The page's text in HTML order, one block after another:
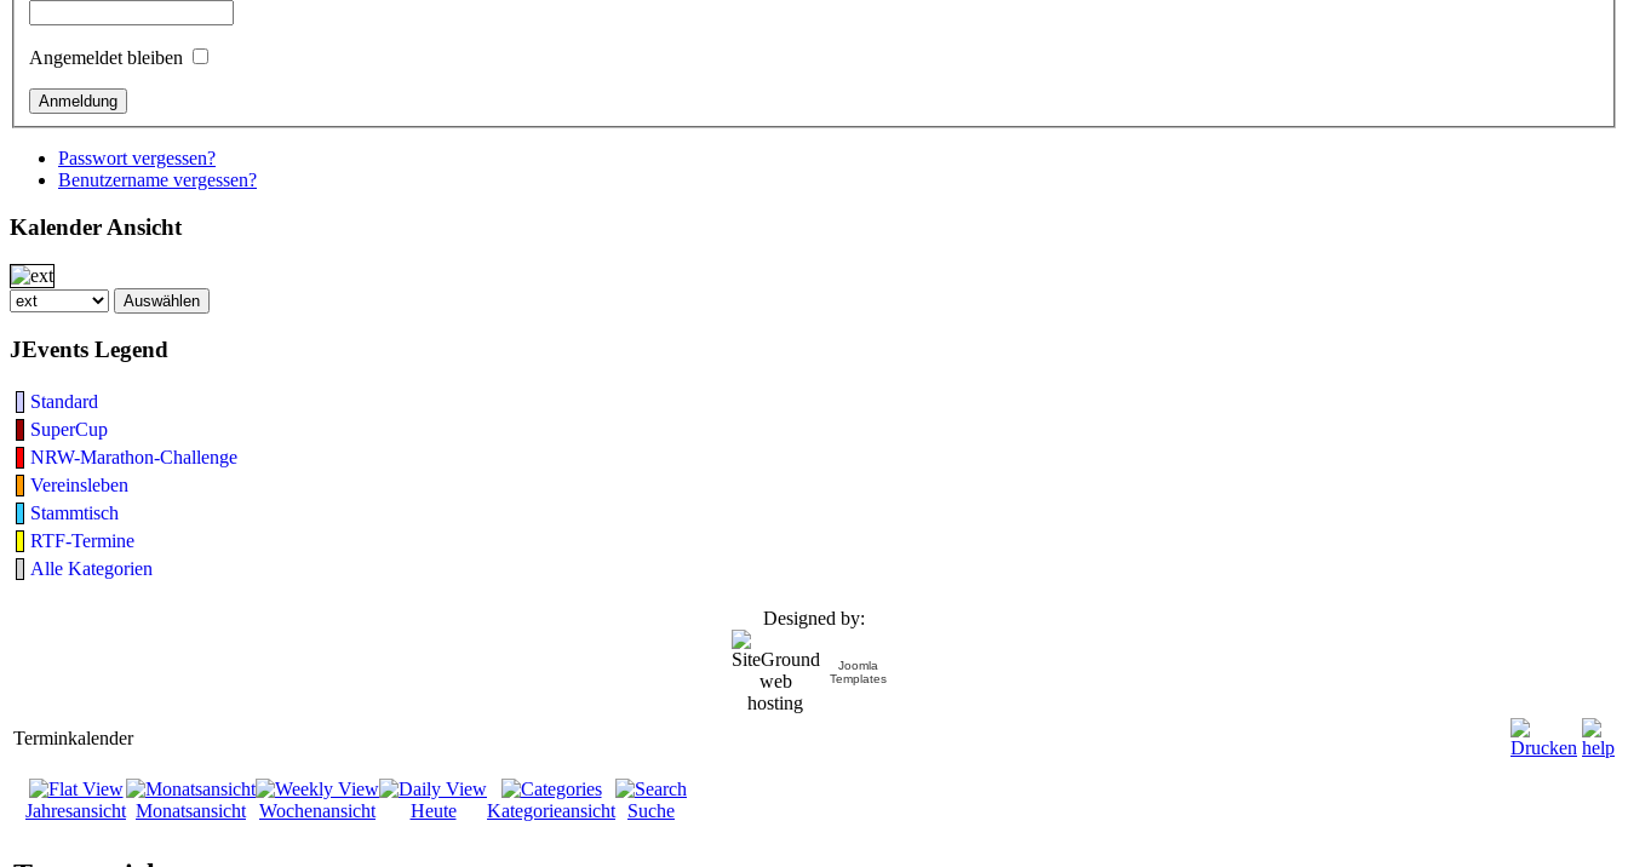
Angemeldet bleiben
Passwort vergessen?
Benutzername vergessen?
Kalender Ansicht
JEvents Legend
Standard
SuperCup
NRW-Marathon-Challenge
Vereinsleben
Stammtisch
RTF-Termine
Alle Kategorien
Designed by:
Joomla
Templates
Terminkalender
Jahresansicht Monatsansicht Wochenansicht Heute Kategorieansicht Suche